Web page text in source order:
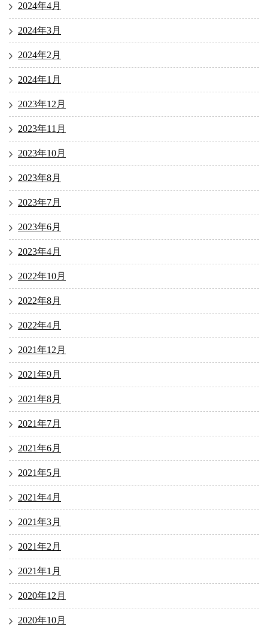
2024年4月
2024年3月
2024年2月
2024年1月
2023年12月
2023年11月
2023年10月
2023年8月
2023年7月
2023年6月
2023年4月
2022年10月
2022年8月
2022年4月
2021年12月
2021年9月
2021年8月
2021年7月
2021年6月
2021年5月
2021年4月
2021年3月
2021年2月
2021年1月
2020年12月
2020年10月